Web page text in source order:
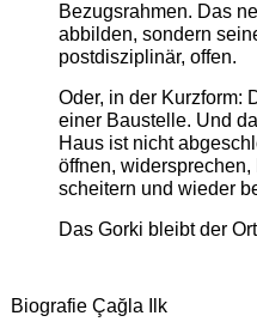
Bezugsrahmen. Das
abbilden, sondern
postdisziplinär, offen.
Oder, in der Kurzform:
einer Baustelle. Und
Haus ist nicht
öffnen,
scheitern und wieder
Das Gorki bleibt der
Biografie Çağla Ilk